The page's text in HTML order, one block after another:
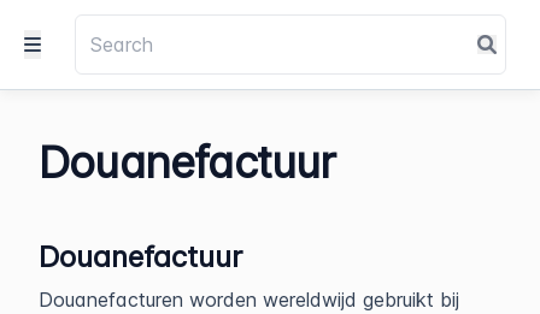
Douanefactuur
Douanefactuur
Douanefacturen worden wereldwijd gebruikt bij